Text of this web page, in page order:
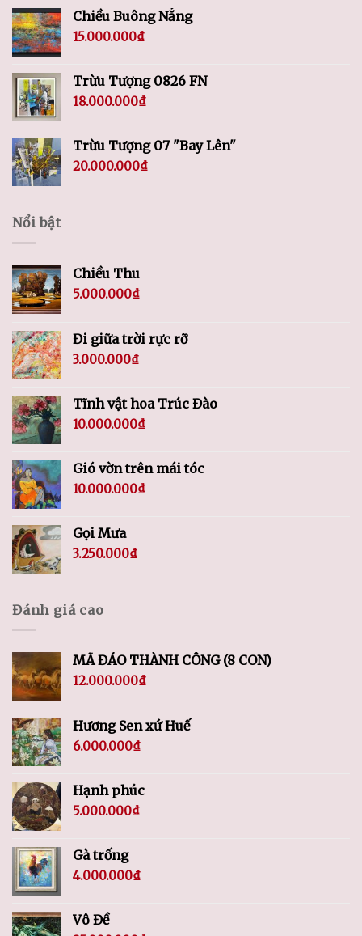
Chiều Buông Nắng
15.000.000₫
Trừu Tượng 0826 FN
18.000.000₫
Trừu Tượng 07 "Bay Lên"
20.000.000₫
Nổi bật
Chiều Thu
5.000.000₫
Đi giữa trời rực rỡ
3.000.000₫
Tĩnh vật hoa Trúc Đào
10.000.000₫
Gió vờn trên mái tóc
10.000.000₫
Gọi Mưa
3.250.000₫
Đánh giá cao
MÃ ĐÁO THÀNH CÔNG (8 CON)
12.000.000₫
Hương Sen xứ Huế
6.000.000₫
Hạnh phúc
5.000.000₫
Gà trống
4.000.000₫
Vô Đề